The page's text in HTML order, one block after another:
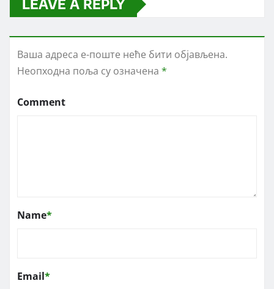
LEAVE A REPLY
Ваша адреса е-поште неће бити објављена.
Неопходна поља су означена *
Comment
Name*
Email*